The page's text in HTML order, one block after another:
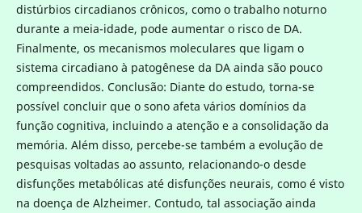
distúrbios circadianos crônicos, como o trabalho noturno
durante a meia-idade, pode aumentar o risco de DA.
Finalmente, os mecanismos moleculares que ligam o
sistema circadiano à patogênese da DA ainda são pouco
compreendidos. Conclusão: Diante do estudo, torna-se
possível concluir que o sono afeta vários domínios da
função cognitiva, incluindo a atenção e a consolidação da
memória. Além disso, percebe-se também a evolução de
pesquisas voltadas ao assunto, relacionando-o desde
disfunções metabólicas até disfunções neurais, como é visto
na doença de Alzheimer. Contudo, tal associação ainda